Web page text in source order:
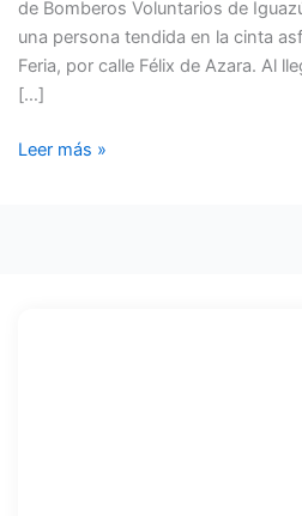
de Bomberos Voluntarios de
una persona tendida en la cinta
Feria, por calle Félix de Azara. Al
[…]
Leer más »